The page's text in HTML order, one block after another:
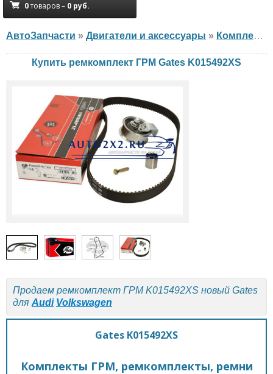
0товаров – 0 руб.
АвтоЗапчасти » Двигатели и аксессуары » Комплект ГРМ
Купить ремкомплект ГРМ Gates K015492XS
Продаем ремкомплект ГРМ K015492XS новый Gates
для Audi Volkswagen
Gates K015492XS
Комплекты ГРМ, ремкомплекты, ремни